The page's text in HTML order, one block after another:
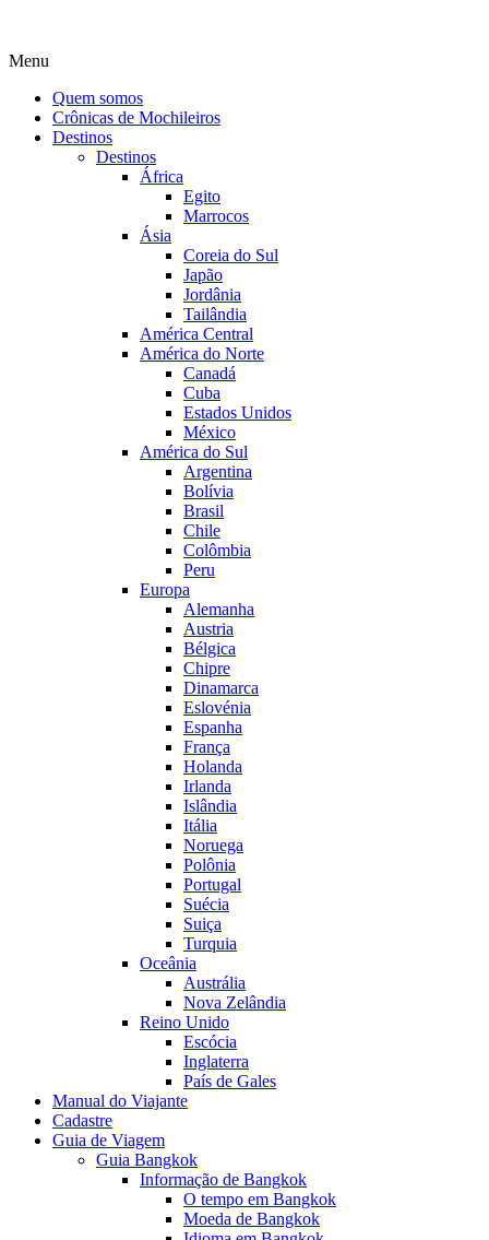
Menu
Quem somos
Crônicas de Mochileiros
Destinos
Destinos
África
Egito
Marrocos
Ásia
Coreia do Sul
Japão
Jordânia
Tailândia
América Central
América do Norte
Canadá
Cuba
Estados Unidos
México
América do Sul
Argentina
Bolívia
Brasil
Chile
Colômbia
Peru
Europa
Alemanha
Austria
Bélgica
Chipre
Dinamarca
Eslovénia
Espanha
França
Holanda
Irlanda
Islândia
Itália
Noruega
Polônia
Portugal
Suécia
Suiça
Turquia
Oceânia
Austrália
Nova Zelândia
Reino Unido
Escócia
Inglaterra
País de Gales
Manual do Viajante
Cadastre
Guia de Viagem
Guia Bangkok
Informação de Bangkok
O tempo em Bangkok
Moeda de Bangkok